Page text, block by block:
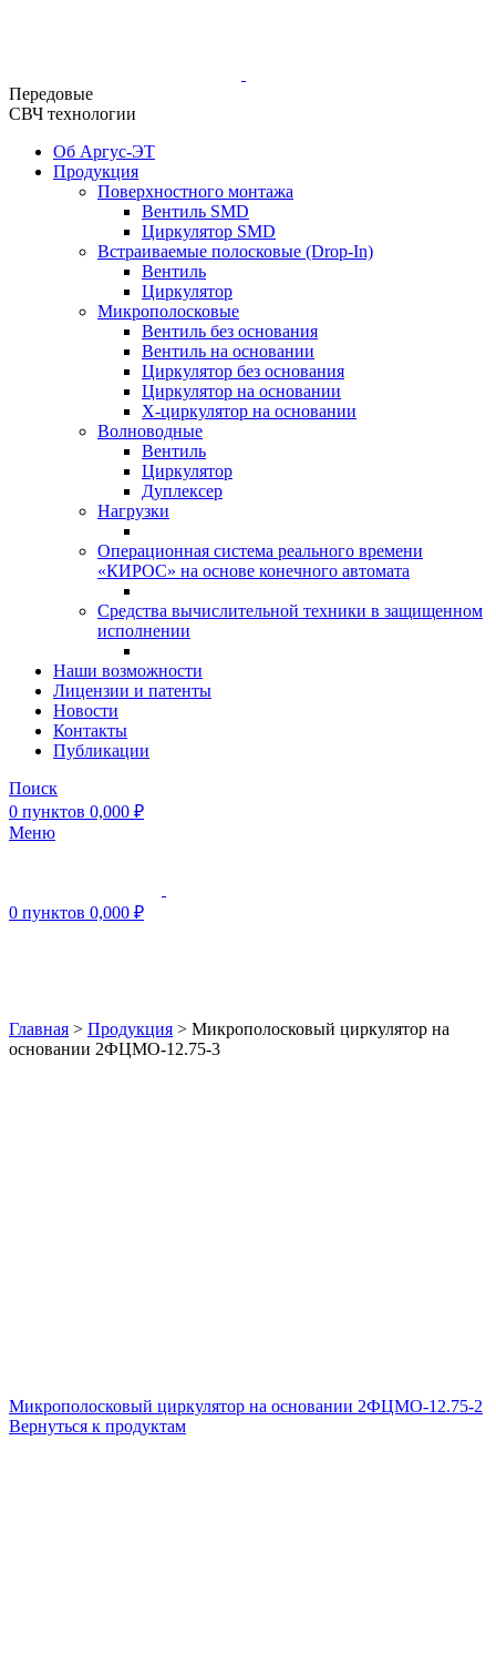
Передовые
СВЧ технологии
Об Аргус-ЭТ
Продукция
Поверхностного монтажа
Вентиль SMD
Циркулятор SMD
Встраиваемые полосковые (Drop-In)
Вентиль
Циркулятор
Микрополосковые
Вентиль без основания
Вентиль на основании
Циркулятор без основания
Циркулятор на основании
Х-циркулятор на основании
Волноводные
Вентиль
Циркулятор
Дуплексер
Нагрузки
Операционная система реального времени
«КИРОС» на основе конечного автомата
Средства вычислительной техники в защищенном
исполнении
Наши возможности
Лицензии и патенты
Новости
Контакты
Публикации
Поиск
0 пунктов 0,000 ₽
Меню
0 пунктов 0,000 ₽
Главная > Продукция > Микрополосковый циркулятор на
основании 2ФЦМО-12.75-3
Микрополосковый циркулятор на основании 2ФЦМО-12.75-2
Вернуться к продуктам